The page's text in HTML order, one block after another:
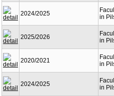
2024/2025
in
2025/2026
in
2020/2021
in
2024/2025
in